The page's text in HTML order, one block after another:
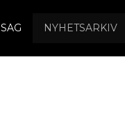
NYHETSARKIV